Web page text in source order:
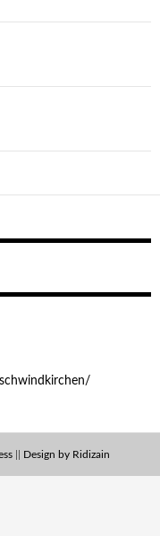
Design by Ridizain